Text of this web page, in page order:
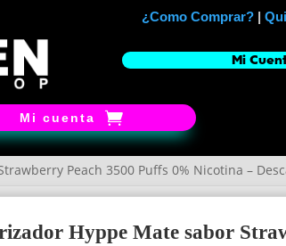
¿Como Comprar? |
Mi
Mi cuenta
Peach 3500 Puffs 0% Nicotina –
Hyppe Mate sabor